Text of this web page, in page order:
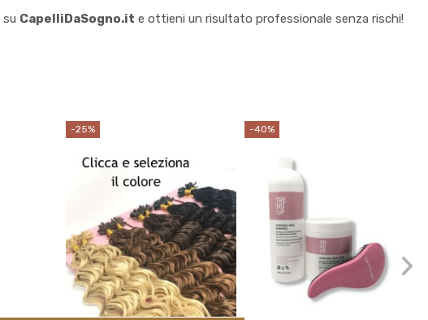
su CapelliDaSogno.it e ottieni un risultato professionale senza rischi!
-25% -40%